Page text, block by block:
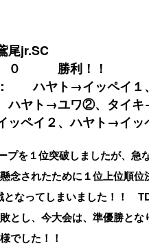
jr.SC
０ 勝利！！
ハヤト→イッペイ１
ハヤト→ユワ②、タイキ
ッペイ２、ハヤト→イ
プを１位突破しましたが、急
念されたために１位上位順位
となってしまいました！！
とし、今大会は、準優勝と
でした！！